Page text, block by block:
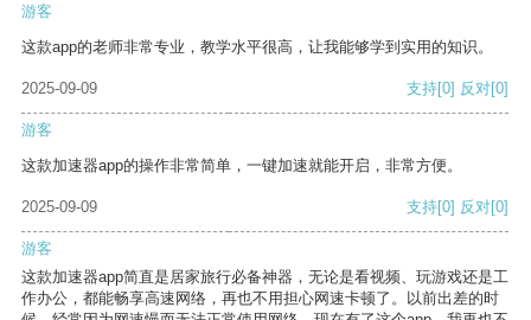
游客
这款app的老师非常专业，教学水平很高，让我能够学到实用的知识。
2025-09-09 支持[0] 反对[0]
游客
这款加速器app的操作非常简单，一键加速就能开启，非常方便。
2025-09-09 支持[0] 反对[0]
游客
这款加速器app简直是居家旅行必备神器，无论是看视频、玩游戏还是工
作办公，都能畅享高速网络，再也不用担心网速卡顿了。以前出差的时